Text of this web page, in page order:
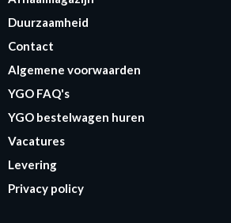
Duurzaamheid
Contact
Algemene voorwaarden
YGO FAQ's
YGO bestelwagen huren
Vacatures
Levering
Privacy policy